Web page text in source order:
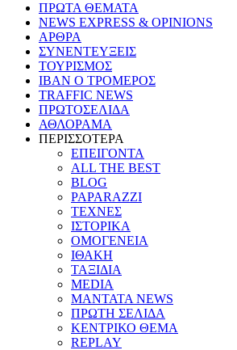
ΠΡΩΤΑ ΘΕΜΑΤΑ
NEWS EXPRESS & OPINIONS
ΑΡΘΡΑ
ΣΥΝΕΝΤΕΥΞΕΙΣ
ΤΟΥΡΙΣΜΟΣ
ΙΒΑΝ Ο ΤΡΟΜΕΡΟΣ
TRAFFIC NEWS
ΠΡΩΤΟΣΕΛΙΔΑ
ΑΘΛΟΡΑΜΑ
ΠΕΡΙΣΣΟΤΕΡΑ
ΕΠΕΙΓΟΝΤΑ
ALL THE BEST
BLOG
PAPARAZZI
ΤΕΧΝΕΣ
ΙΣΤΟΡΙΚΑ
ΟΜΟΓΕΝΕΙΑ
ΙΘΑΚΗ
ΤΑΞΙΔΙΑ
MEDIA
MANTATA NEWS
ΠΡΩΤΗ ΣΕΛΙΔΑ
ΚΕΝΤΡΙΚΟ ΘΕΜΑ
REPLAY